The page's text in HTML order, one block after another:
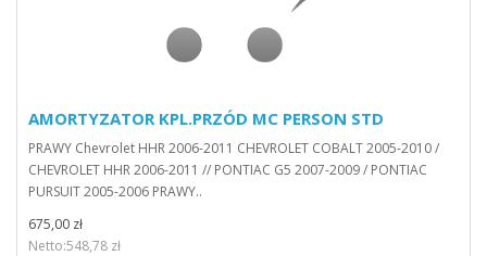
AMORTYZATOR KPL.PRZÓD MC PERSON STD
PRAWY Chevrolet HHR 2006-2011 CHEVROLET COBALT 2005-2010 /
CHEVROLET HHR 2006-2011 // PONTIAC G5 2007-2009 / PONTIAC
PURSUIT 2005-2006 PRAWY..
675,00 zł
Netto:548,78 zł